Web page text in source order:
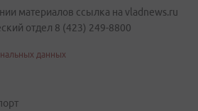
материалов ссылка на vladnews.ru
отдел 8 (423) 249-8800
данных